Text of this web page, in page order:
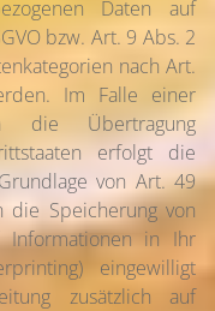
Daten auf
bzw. Art. 9 Abs. 2
nach Art.
Im Falle einer
die Übertragung
erfolgt die
von Art. 49
die Speicherung von
in Ihr
eingewilligt
zusätzlich auf